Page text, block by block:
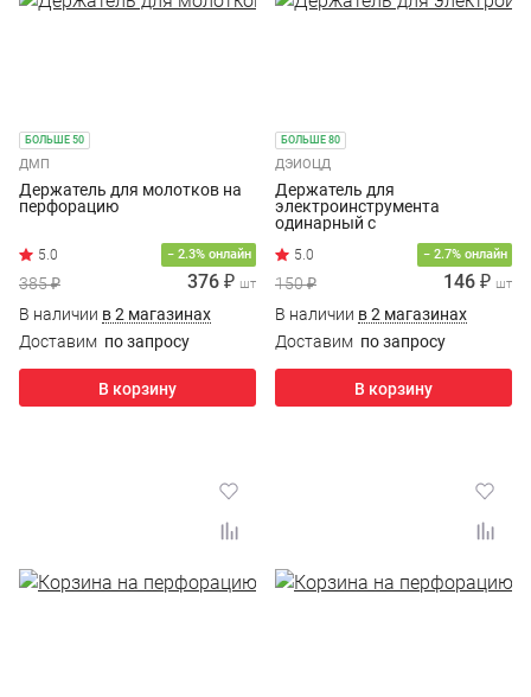
БОЛЬШЕ 50
ДМП
Держатель для молотков на
перфорацию
− 2.3% онлайн
385 ₽ 376 ₽ шт
В наличии в 2 магазинах
Доставим по запросу
В корзину
БОЛЬШЕ 80
ДЭИОЦД
Держатель для
электроинструмента
одинарный с
ценникодержателем на
перфорацию с силикон. накл
− 2.7% онлайн
150 ₽ 146 ₽ шт
В наличии в 2 магазинах
Доставим по запросу
В корзину